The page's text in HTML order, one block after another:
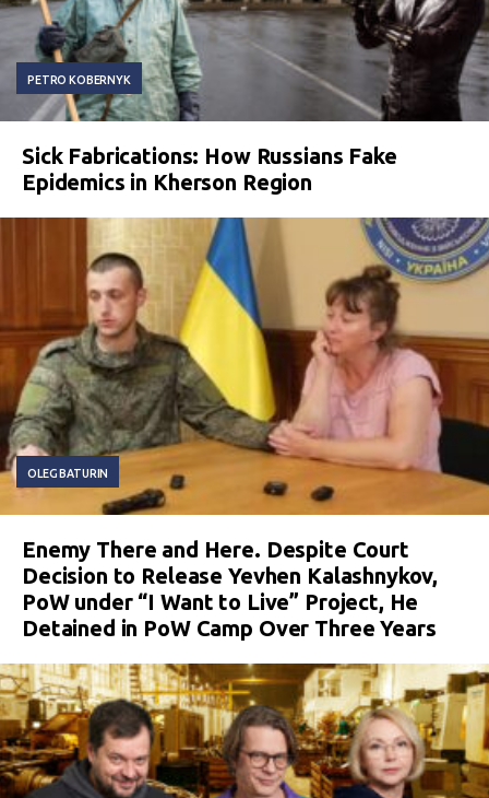
PETRO KOBERNYK
Sick Fabrications: How Russians Fake
Epidemics in Kherson Region
OLEG BATURIN
Enemy There and Here. Despite Court
Decision to Release Yevhen Kalashnykov,
PoW under “I Want to Live” Project, He
Detained in PoW Camp Over Three Years